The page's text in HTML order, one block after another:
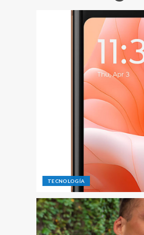
TECNOLOGÍA